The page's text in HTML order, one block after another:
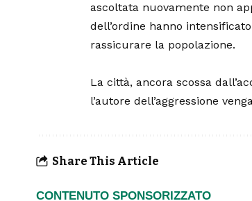
ascoltata nuovamente non
dell’ordine hanno
rassicurare la popolazione.
La città, ancora scossa
l’autore dell’aggressione
Share This Article